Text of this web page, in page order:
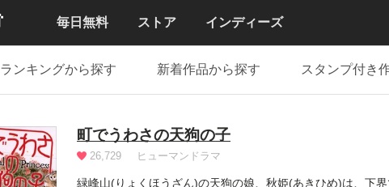
毎日無料 ストア インディーズ
ランキングから探す 新着作品から探す スタンプ付き
町でうわさの天狗の子
26,729 ヒューマンドラマ
緑峰山(りょくほうざん)の天狗の娘、秋姫(あきひめ)は、下